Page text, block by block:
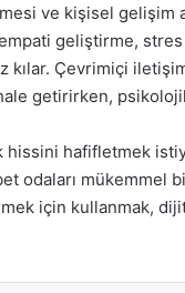
ve kişisel gelişim
empati geliştirme,
kılar. Çevrimiçi
getirirken,
hissini hafifletmek
odaları mükemmel
için kullanmak,